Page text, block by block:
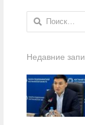
Найти:
Недавние